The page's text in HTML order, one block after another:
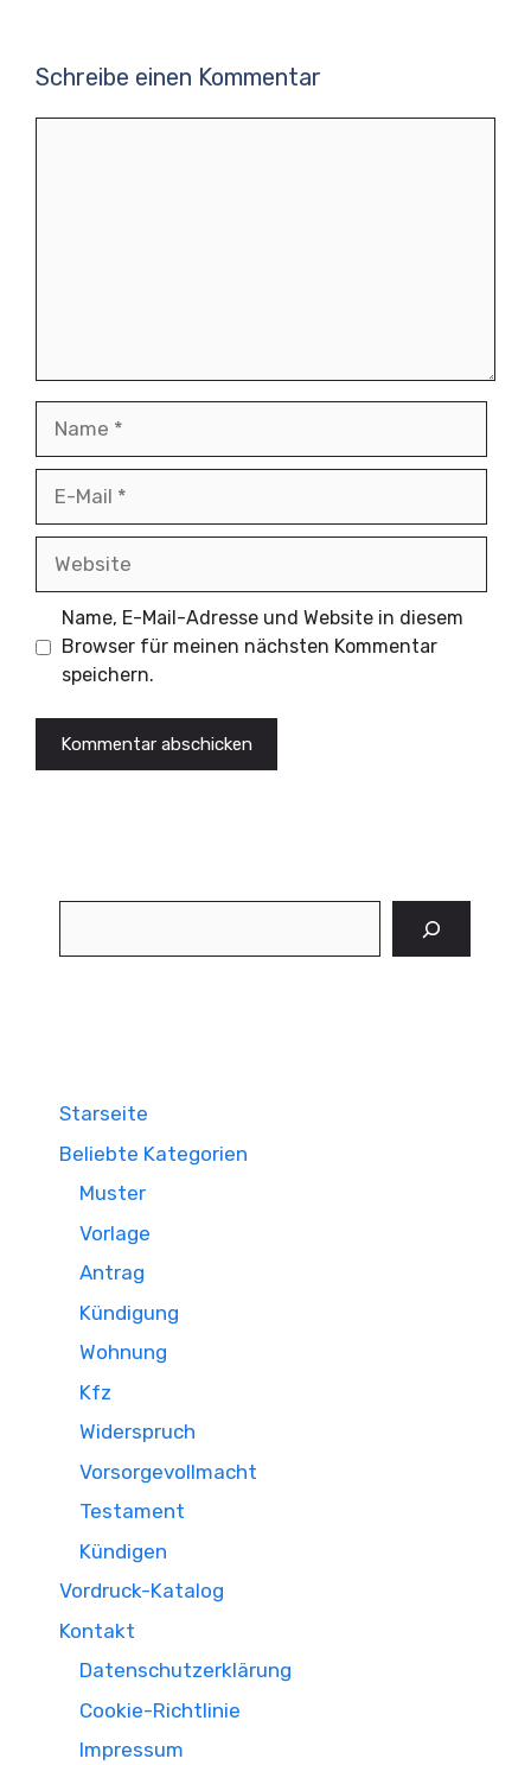
Schreibe einen Kommentar
Name, E-Mail-Adresse und Website in diesem
Browser für meinen nächsten Kommentar
speichern.
Starseite
Beliebte Kategorien
Muster
Vorlage
Antrag
Kündigung
Wohnung
Kfz
Widerspruch
Vorsorgevollmacht
Testament
Kündigen
Vordruck-Katalog
Kontakt
Datenschutzerklärung
Cookie-Richtlinie
Impressum